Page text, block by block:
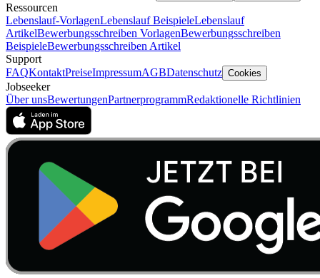
Ressourcen
Lebenslauf-VorlagenLebenslauf BeispieleLebenslauf
ArtikelBewerbungsschreiben VorlagenBewerbungsschreiben
BeispieleBewerbungsschreiben Artikel
Support
FAQKontaktPreiseImpressumAGBDatenschutz Cookies
Jobseeker
Über unsBewertungenPartnerprogrammRedaktionelle Richtlinien